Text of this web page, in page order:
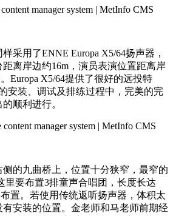
采用了ENNE Europa X5/64扬声器，
离岸边约16m，演员表演位置距离岸
Europa X5/64提供了很好的远投特
安装、调试及排练过程中，完美的完
顺利进行。
的九曲桥上，位置十分狭窄，最窄的
里要布置3排童声合唱团，长度长达
置。若使用传统返听扬声器，体积太
安装的位置。金老师和马老师前期经